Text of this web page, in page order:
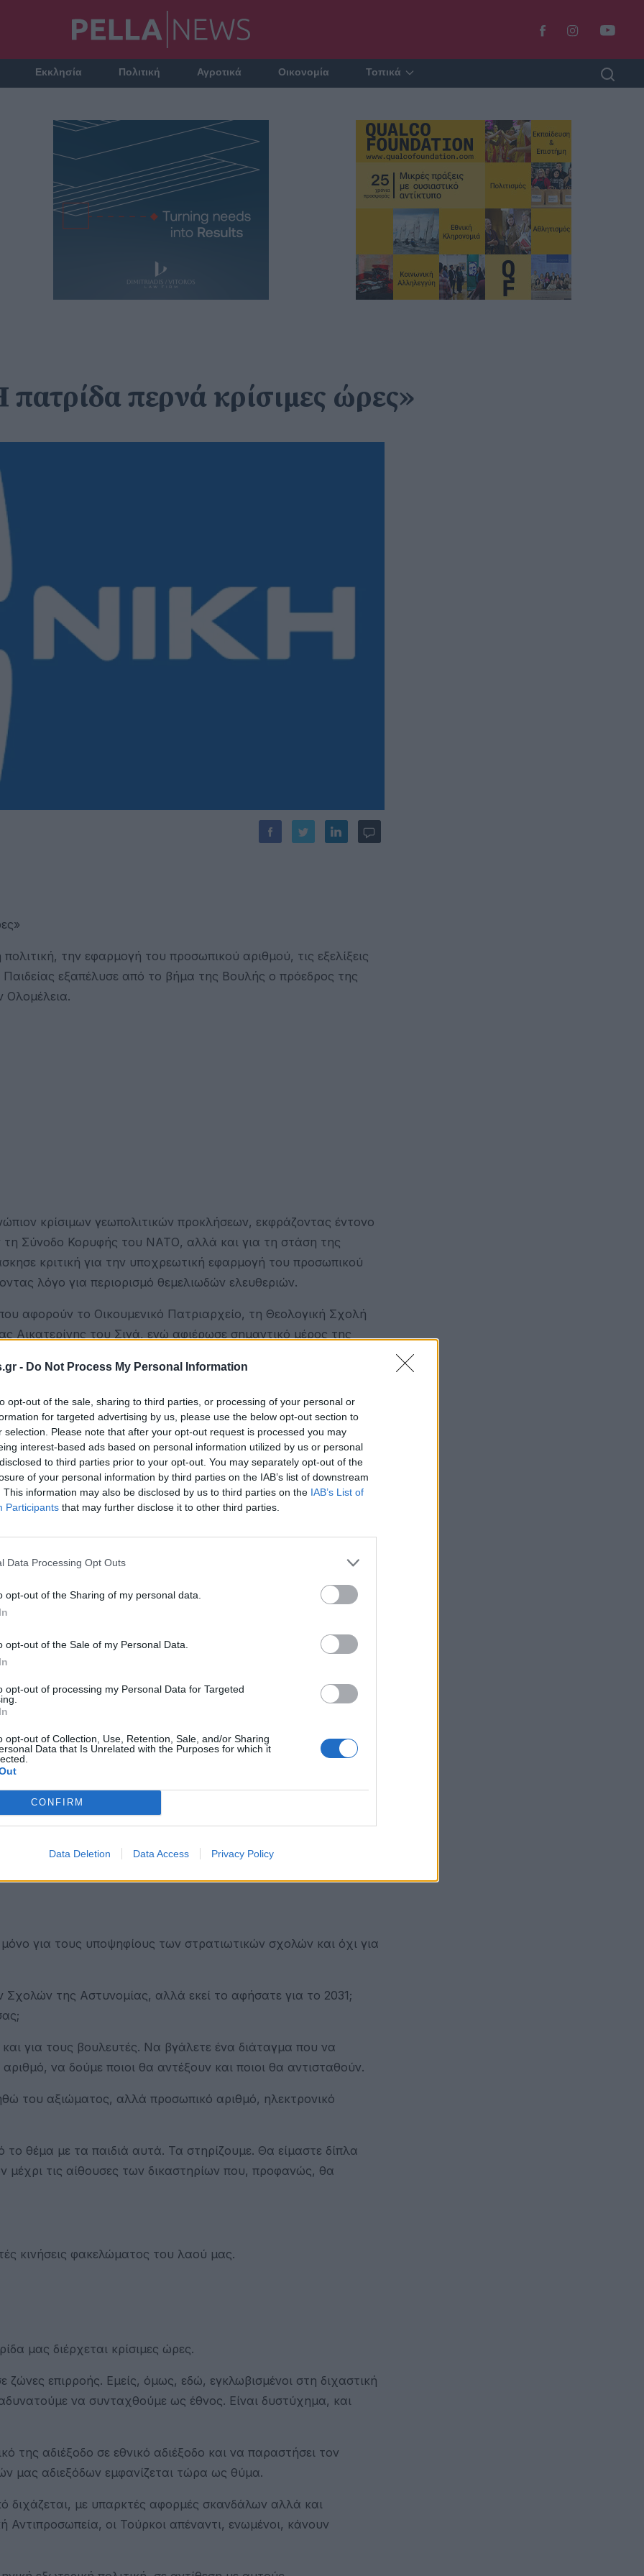
- Do Not Process My Personal Information
opt-out of the sale, sharing to third parties, or processing of your personal or
for targeted advertising by us, please use the below opt-out section to
selection. Please note that after your opt-out request is processed you may
interest-based ads based on personal information utilized by us or personal
to third parties prior to your opt-out. You may separately opt-out of the
of your personal information by third parties on the IAB’s list of downstream
This information may also be disclosed by us to third parties on the IAB’s List of
Participants that may further disclose it to other third parties.
Data Processing Opt Outs
opt-out of the Sharing of my personal data.
opt-out of the Sale of my Personal Data.
opt-out of processing my Personal Data for Targeted
opt-out of Collection, Use, Retention, Sale, and/or Sharing
Data that Is Unrelated with the Purposes for which it
CONFIRM
Data Deletion Data Access Privacy Policy
Εκκλησία Πολιτική Αγροτικά Οικονομία Τοπικά
περνά κρίσιμες ώρες»
την εφαρμογή του προσωπικού αριθμού, τις εξελίξεις
εξαπέλυσε από το βήμα της Βουλής ο πρόεδρος της
κρίσιμων γεωπολιτικών προκλήσεων, εκφράζοντας έντονο
τη Σύνοδο Κορυφής του ΝΑΤΟ, αλλά και για τη στάση της
κριτική για την υποχρεωτική εφαρμογή του προσωπικού
λόγο για περιορισμό θεμελιωδών ελευθεριών.
αφορούν το Οικουμενικό Πατριαρχείο, τη Θεολογική Σχολή
του Σινά, ενώ αφιέρωσε σημαντικό μέρος της
τα πανεπιστημιακά προγράμματα σπουδών και το
Νατσιού
της κυβέρνησης με τον προσωπικό αριθμό.
2025 αποφάσισε ότι για όλο το στρατιωτικό προσωπικό θα
τύπου, αφού τα ισχύοντα αστυνομικά δελτία θα πάψουν να
άρχισαν να εκδίδουν συγκεκριμένες διαταγές και να
Αρχηγούς: Τι θα γίνει αν κάποια στελέχη αρνηθούν να πάρουν
και η ΝΙΚΗ το αρνούμαστε. Τι θα τους κάνετε; Θα τους
αναβαθμίζεται και στρατιωτικά και γεωπολιτικά και
Πανελλαδικές Εξετάσεις να συμπληρώσουν το μηχανογραφικό
νέα παιδιά, αγόρια και κορίτσια, που θα επιλέξουν και
στέλνει άτυπο ενημερωτικό δελτίο στα μέσα μαζικής
ότι δεν θα γίνονται δεκτοί στις στρατιωτικές σχολές εάν
με τον προσωπικό αριθμό.
και, μεταξύ άλλων, αναφέρει:
τύπου παρακαλούνται να μεριμνήσουν εγκαίρως για την
μόνο για τους υποψηφίους των στρατιωτικών σχολών και όχι για
Σχολών της Αστυνομίας, αλλά εκεί το αφήσατε για το 2031;
για τους βουλευτές. Να βγάλετε ένα διάταγμα που να
να δούμε ποιοι θα αντέξουν και ποιοι θα αντισταθούν.
του αξιώματος, αλλά προσωπικό αριθμό, ηλεκτρονικό
θέμα με τα παιδιά αυτά. Τα στηρίζουμε. Θα είμαστε δίπλα
μέχρι τις αίθουσες των δικαστηρίων που, προφανώς, θα
κινήσεις φακελώματος του λαού μας.
μας διέρχεται κρίσιμες ώρες.
ζώνες επιρροής. Εμείς, όμως, εδώ, εγκλωβισμένοι στη διχαστική
να συνταχθούμε ως έθνος. Είναι δυστύχημα, και
της αδιέξοδο σε εθνικό αδιέξοδο και να παραστήσει τον
μας αδιεξόδων εμφανίζεται τώρα ως θύμα.
με υπαρκτές αφορμές σκανδάλων αλλά και
οι Τούρκοι απέναντι, ενωμένοι, κάνουν